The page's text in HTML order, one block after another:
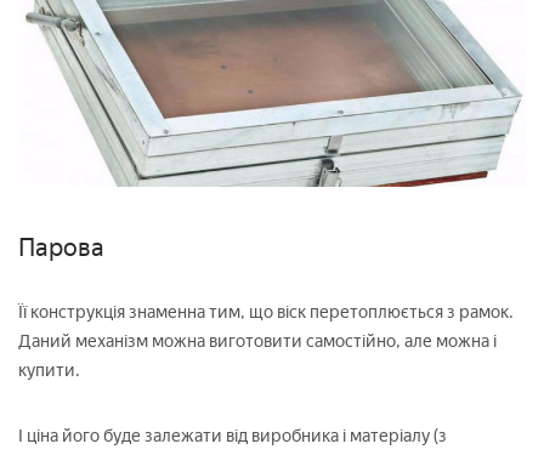
Парова
Її конструкція знаменна тим, що віск перетоплюється з рамок.
Даний механізм можна виготовити самостійно, але можна і
купити.
І ціна його буде залежати від виробника і матеріалу (з